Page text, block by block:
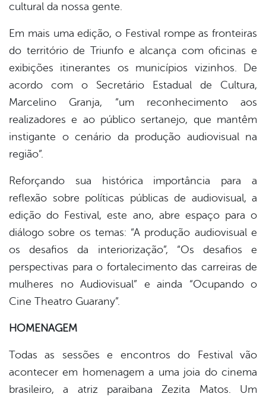
cultural da nossa gente.
Em mais uma edição, o Festival rompe as fronteiras
do território de Triunfo e alcança com oficinas e
exibições itinerantes os municípios vizinhos. De
acordo com o Secretário Estadual de Cultura,
Marcelino Granja, “um reconhecimento aos
realizadores e ao público sertanejo, que mantêm
instigante o cenário da produção audiovisual na
região”.
Reforçando sua histórica importância para a
reflexão sobre políticas públicas de audiovisual, a
edição do Festival, este ano, abre espaço para o
diálogo sobre os temas: “A produção audiovisual e
os desafios da interiorização”, “Os desafios e
perspectivas para o fortalecimento das carreiras de
mulheres no Audiovisual” e ainda “Ocupando o
Cine Theatro Guarany”.
HOMENAGEM
Todas as sessões e encontros do Festival vão
acontecer em homenagem a uma joia do cinema
brasileiro, a atriz paraibana Zezita Matos. Um